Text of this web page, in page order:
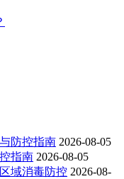
防控指南 2026-08-05
指南 2026-08-05
域消毒防控 2026-08-